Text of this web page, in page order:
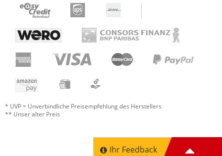
* UVP = Unverbindliche Preisempfehlung des Herstellers
** Unser alter Preis
Ihr Feedback